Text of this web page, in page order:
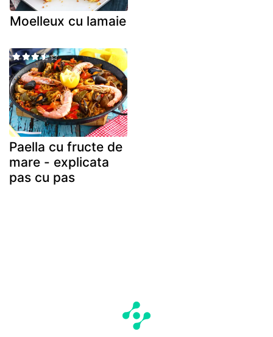
Moelleux cu lamaie
Paella cu fructe de
mare - explicata
pas cu pas